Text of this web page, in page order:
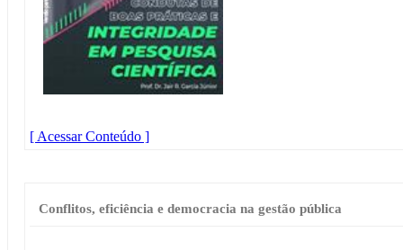
[ Acessar Conteúdo ]
Conflitos, eficiência e democracia na gestão pública